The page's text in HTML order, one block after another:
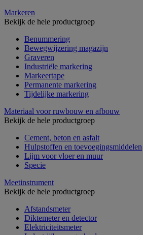
Markeren
Bekijk de hele productgroep
Benummering
Bewegwijzering magazijn
Graveren
Industriële markering
Markeertape
Permanente markering
Tijdelijke markering
Materiaal voor ruwbouw en afbouw
Bekijk de hele productgroep
Cement, beton en asfalt
Hulpstoffen en toevoegingsmiddelen
Lijm voor vloer en muur
Specie
Meetinstrument
Bekijk de hele productgroep
Afstandsmeter
Diktemeter en detector
Elektriciteitsmeter